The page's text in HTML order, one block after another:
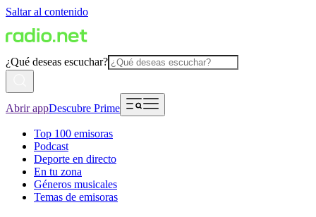
Saltar al contenido
¿Qué deseas escuchar?
Abrir appDescubre Prime
Top 100 emisoras
Podcast
Deporte en directo
En tu zona
Géneros musicales
Temas de emisoras